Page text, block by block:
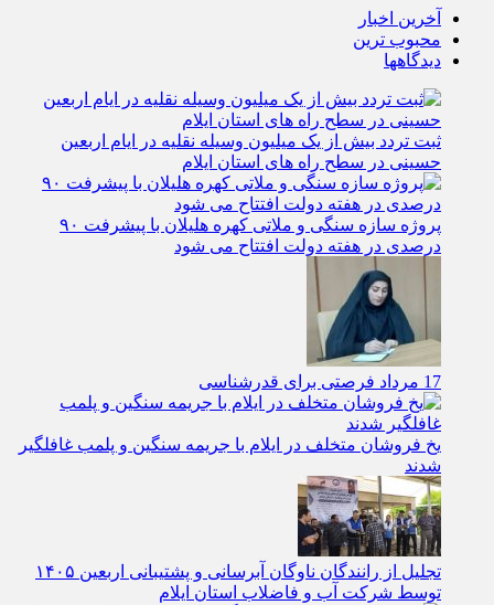
آخرین اخبار
محبوب ترین
دیدگاهها
ثبت تردد بیش از یک میلیون وسیله نقلیه در ایام اربعین
حسینی در سطح راه‌ های استان ایلام
پروژه سازه سنگی و ملاتی کهره هلیلان با پیشرفت ۹۰
درصدی در هفته دولت افتتاح می شود
17 مرداد فرصتی برای قدرشناسی
یخ‌ فروشان متخلف در ایلام با جریمه سنگین و پلمب غافلگیر
شدند
تجلیل از رانندگان ناوگان آبرسانی و پشتیبانی اربعین ۱۴۰۵
توسط شرکت آب و فاضلاب استان ایلام